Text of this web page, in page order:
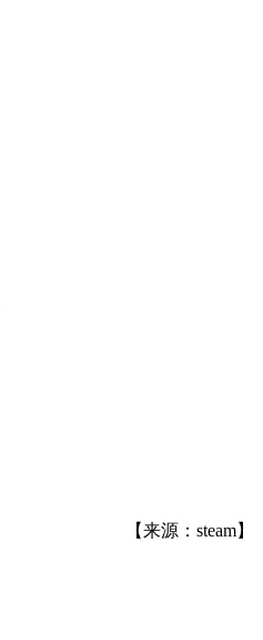
【来源：steam】